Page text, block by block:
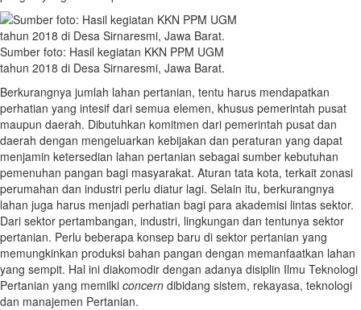
Sumber foto: Hasil kegiatan KKN PPM UGM
tahun 2018 di Desa Sirnaresmi, Jawa Barat.
Berkurangnya jumlah lahan pertanian, tentu harus mendapatkan
perhatian yang intesif dari semua elemen, khusus pemerintah pusat
maupun daerah. Dibutuhkan komitmen dari pemerintah pusat dan
daerah dengan mengeluarkan kebijakan dan peraturan yang dapat
menjamin ketersedian lahan pertanian sebagai sumber kebutuhan
pemenuhan pangan bagi masyarakat. Aturan tata kota, terkait zonasi
perumahan dan industri perlu diatur lagi. Selain itu, berkurangnya
lahan juga harus menjadi perhatian bagi para akademisi lintas sektor.
Dari sektor pertambangan, industri, lingkungan dan tentunya sektor
pertanian. Perlu beberapa konsep baru di sektor pertanian yang
memungkinkan produksi bahan pangan dengan memanfaatkan lahan
yang sempit. Hal ini diakomodir dengan adanya disiplin Ilmu Teknologi
Pertanian yang memilki concern dibidang sistem, rekayasa, teknologi
dan manajemen Pertanian.